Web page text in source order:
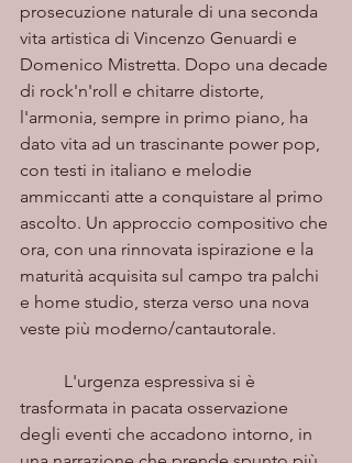
prosecuzione naturale di una seconda
vita artistica di Vincenzo Genuardi e
Domenico Mistretta. Dopo una decade
di rock'n'roll e chitarre distorte,
l'armonia, sempre in primo piano, ha
dato vita ad un trascinante power pop,
con testi in italiano e melodie
ammiccanti atte a conquistare al primo
ascolto. Un approccio compositivo che
ora, con una rinnovata ispirazione e la
maturità acquisita sul campo tra palchi
e home studio, sterza verso una nova
veste più moderno/cantautorale.
trasformata in pacata osservazione
degli eventi che accadono intorno, in